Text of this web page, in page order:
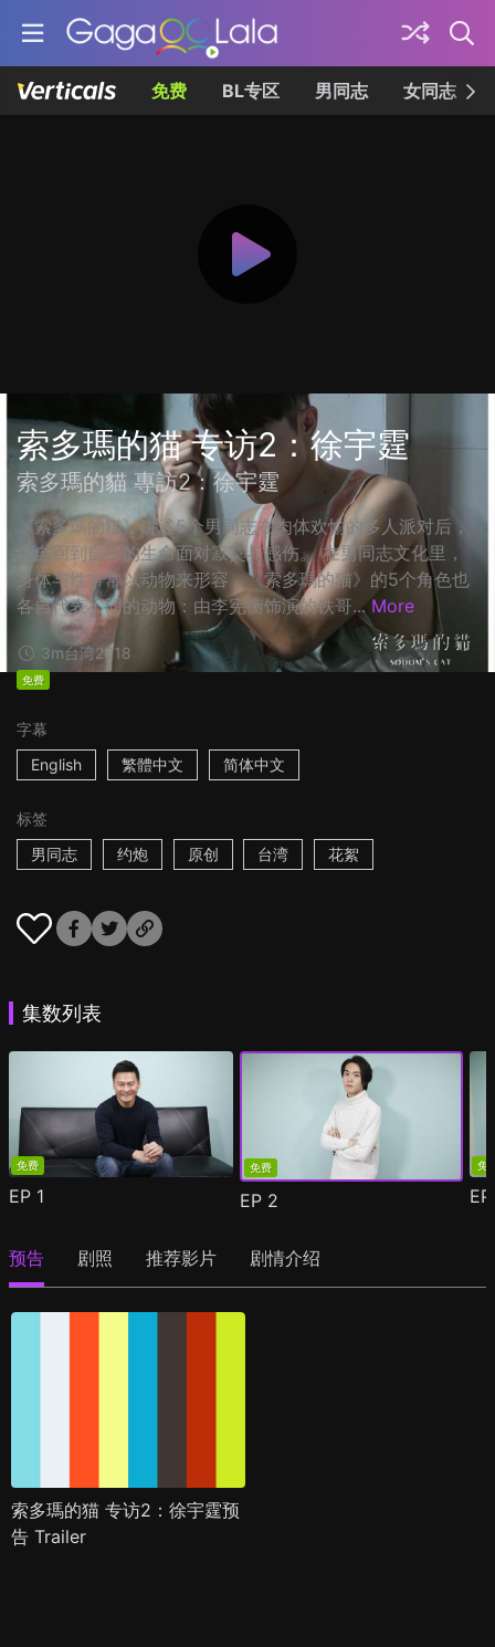
免费 BL专区 男同志 女同志
索多瑪的猫 专访2：徐宇霆
索多瑪的貓 專訪2：徐宇霆
《索多瑪的猫》讲述5个男同志在肉体欢愉的多人派对后，
各自回到自己的生命面对寂寞与感伤。 在男同志文化里，
身体与性常常以动物来形容，《索多瑪的猫》的5个角色也
各自代表不同的动物：由李宪衡饰演的铁哥... More
3m台湾2018
免费
字幕
English
繁體中文 简体中文
标签
男同志
约炮 原创 台湾 花絮
集数列表
免费
EP 1
免费
EP 2
免
预告 剧照 推荐影片 剧情介绍
索多瑪的猫 专访2：徐宇霆预
告 Trailer